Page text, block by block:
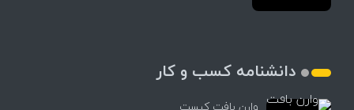
دانشنامه کسب و کار